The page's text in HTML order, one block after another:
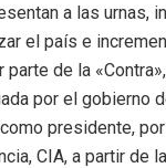
a las urnas,
el país e
de la
por el gobierno
presidente,
CIA, a partir de